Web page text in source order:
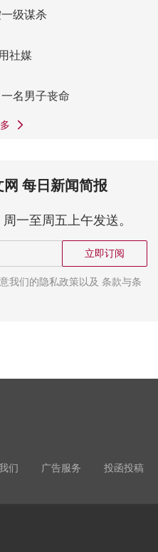
级谋杀
社媒
名男子丧命
每日新闻简报
一至周五上午发送。
立即订阅
我们的隐私政策以及 条款与条
们 广告服务 投函投稿